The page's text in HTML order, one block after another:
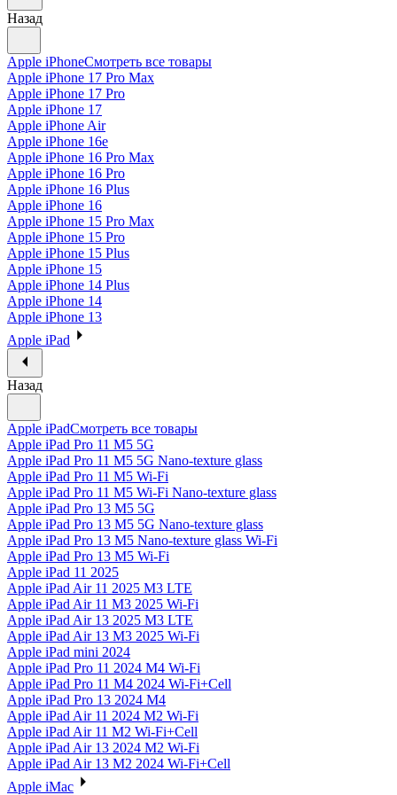
Назад
Apple iPhoneСмотреть все товары
Apple iPhone 17 Pro Max
Apple iPhone 17 Pro
Apple iPhone 17
Apple iPhone Air
Apple iPhone 16e
Apple iPhone 16 Pro Max
Apple iPhone 16 Pro
Apple iPhone 16 Plus
Apple iPhone 16
Apple iPhone 15 Pro Max
Apple iPhone 15 Pro
Apple iPhone 15 Plus
Apple iPhone 15
Apple iPhone 14 Plus
Apple iPhone 14
Apple iPhone 13
Apple iPad
Назад
Apple iPadСмотреть все товары
Apple iPad Pro 11 M5 5G
Apple iPad Pro 11 M5 5G Nano-texture glass
Apple iPad Pro 11 M5 Wi-Fi
Apple iPad Pro 11 M5 Wi-Fi Nano-texture glass
Apple iPad Pro 13 M5 5G
Apple iPad Pro 13 M5 5G Nano-texture glass
Apple iPad Pro 13 M5 Nano-texture glass Wi-Fi
Apple iPad Pro 13 M5 Wi-Fi
Apple iPad 11 2025
Apple iPad Air 11 2025 M3 LTE
Apple iPad Air 11 M3 2025 Wi-Fi
Apple iPad Air 13 2025 M3 LTE
Apple iPad Air 13 M3 2025 Wi-Fi
Apple iPad mini 2024
Apple iPad Pro 11 2024 M4 Wi-Fi
Apple iPad Pro 11 M4 2024 Wi-Fi+Cell
Apple iPad Pro 13 2024 M4
Apple iPad Air 11 2024 M2 Wi-Fi
Apple iPad Air 11 M2 Wi-Fi+Cell
Apple iPad Air 13 2024 M2 Wi-Fi
Apple iPad Air 13 M2 2024 Wi-Fi+Cell
Apple iMac